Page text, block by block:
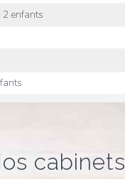
2 enfants
nos cabinets